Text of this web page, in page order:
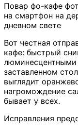
Повар фо-кафе
на смартфон на
дневном свете
Вот честная
кафе: быстрый
люминесцентными
заставленном
выглядит
нагромождение
бывает у всех.
Исправления